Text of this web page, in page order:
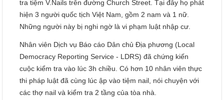
tra tiệm V.Nails trên đường Church Street. Tại đây họ phát
hiện 3 người quốc tịch Việt Nam, gồm 2 nam và 1 nữ.
Những người này bị nghi ngờ là vi phạm luật nhập cư.
Nhân viên Dịch vụ Báo cáo Dân chủ Địa phương (Local
Democracy Reporting Service - LDRS) đã chứng kiến
cuộc kiểm tra vào lúc 3h chiều. Có hơn 10 nhân viên thực
thi pháp luật đã cùng lúc ập vào tiệm nail, nói chuyện với
các thợ nail và kiểm tra 2 tầng của tòa nhà.